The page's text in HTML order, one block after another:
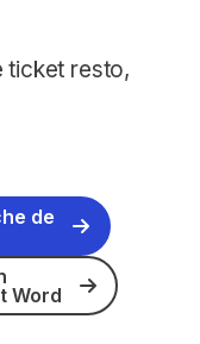
ticket resto,
de
Word